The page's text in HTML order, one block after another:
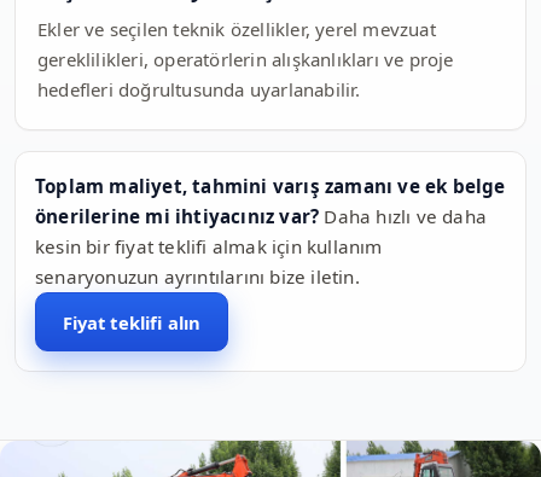
Ekler ve seçilen teknik özellikler, yerel mevzuat
gereklilikleri, operatörlerin alışkanlıkları ve proje
hedefleri doğrultusunda uyarlanabilir.
Toplam maliyet, tahmini varış zamanı ve ek belge
önerilerine mi ihtiyacınız var? Daha hızlı ve daha
kesin bir fiyat teklifi almak için kullanım
senaryonuzun ayrıntılarını bize iletin.
Fiyat teklifi alın